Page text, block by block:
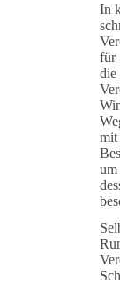
In
für
mit